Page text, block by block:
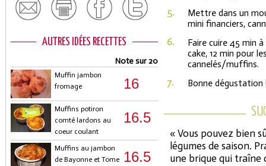
AUTRES IDÉES RECETTES
Note sur 20
Muffin jambon
fromage
16
Muffins potiron
comté lardons au
coeur coulant
16.5
Muffins au jambon
de Bayonne et Tome 16.5
5.
Mettre dans un
mini financiers,
6.
Faire cuire 45 min
cake, 12 min pour
cannelés/muffins.
7. Bonne dégustation
« Vous pouvez bien
légumes de saison.
une brique qui traîne